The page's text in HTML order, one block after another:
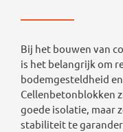
Bij het bouwen van
is het belangrijk om
bodemgesteldheid
Cellenbetonblokken
goede isolatie, maar
stabiliteit te